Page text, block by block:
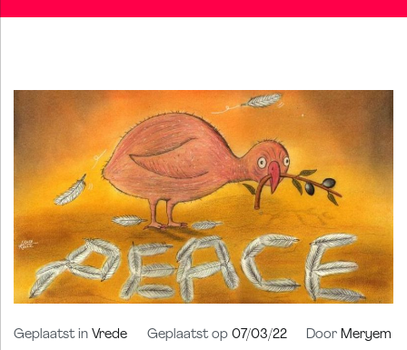
Geplaatst in Vrede Geplaatst op 07/03/22 Door Meryem